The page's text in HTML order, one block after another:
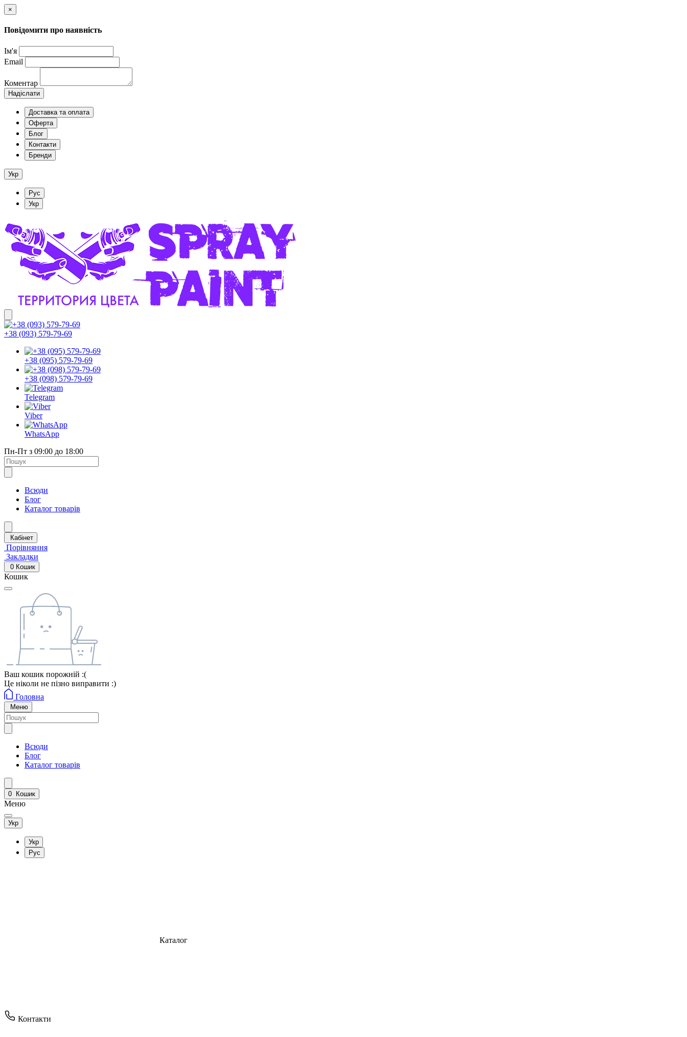
×
Повідомити про наявність
Ім'я
Email
Коментар
Надіслати
Доставка та оплата
Оферта
Блог
Контакти
Бренди
Укр
Рус
Укр
+38 (093) 579-79-69
+38 (095) 579-79-69
+38 (098) 579-79-69
Telegram
Viber
WhatsApp
Пн-Пт з 09:00 до 18:00
Всюди
Блог
Каталог товарів
Кабінет
Порівняння
Закладки
0 Кошик
Кошик
Ваш кошик порожній :(
Це ніколи не пізно виправити :)
Головна
Меню
Всюди
Блог
Каталог товарів
0 Кошик
Меню
Укр
Укр
Рус
Каталог
Контакти